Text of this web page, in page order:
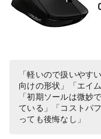
「軽いので扱いやす
向けの形状」「エイ
「初期ソールは微妙
ている」「コストパ
っても後悔なし」